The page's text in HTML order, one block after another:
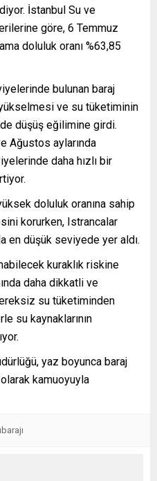
İstanbul Su ve
göre, 6 Temmuz
doluluk oranı %63,85
bulunan baraj
yükselmesi ve su tüketiminin
düşüş eğilimine girdi.
Ağustos aylarında
daha hızlı bir
doluluk oranına sahip
korurken, Istrancalar
en düşük seviyede yer aldı.
kuraklık riskine
daha dikkatli ve
su tüketiminden
su kaynaklarının
yaz boyunca baraj
kamuoyuyla